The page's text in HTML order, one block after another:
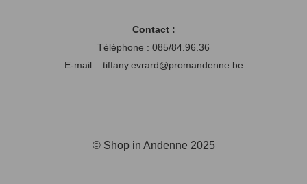
Contact :
Téléphone : 085/84.96.36
E-mail : tiffany.evrard@promandenne.be
© Shop in Andenne 2025